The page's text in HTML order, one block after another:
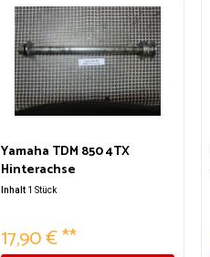
Yamaha TDM 850 4TX
Hinterachse
Inhalt 1 Stück
17,90 € **